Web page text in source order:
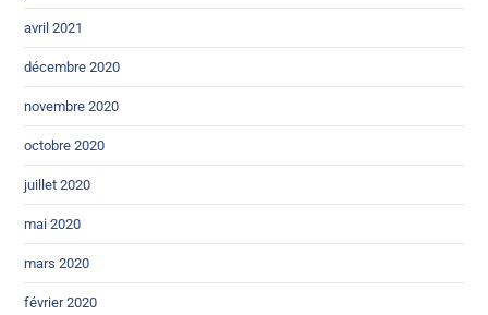
avril 2021
décembre 2020
novembre 2020
octobre 2020
juillet 2020
mai 2020
mars 2020
février 2020